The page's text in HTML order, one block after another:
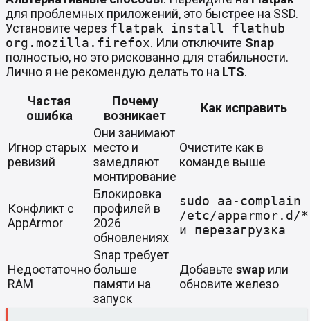
для проблемных приложений, это быстрее на SSD.
Установите через flatpak install flathub
org.mozilla.firefox. Или отключите Snap
полностью, но это рискованно для стабильности.
Лично я не рекомендую делать то на LTS.
Частая
ошибка
Почему
возникает
Как исправить
Игнор старых
ревизий
Они занимают
место и
замедляют
монтирование
Очистите как в
команде выше
Конфликт с
AppArmor
Блокировка
профилей в
2026
обновлениях
sudo aa-complain
/etc/apparmor.d/*
и перезагрузка
Недостаточно
RAM
Snap требует
больше
памяти на
запуск
Добавьте swap или
обновите железо